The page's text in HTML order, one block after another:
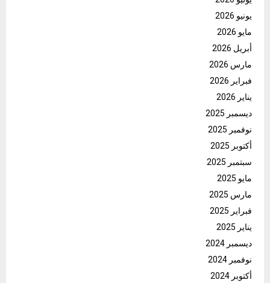
يونيو 2026
مايو 2026
أبريل 2026
مارس 2026
فبراير 2026
يناير 2026
ديسمبر 2025
نوفمبر 2025
أكتوبر 2025
سبتمبر 2025
مايو 2025
مارس 2025
فبراير 2025
يناير 2025
ديسمبر 2024
نوفمبر 2024
أكتوبر 2024